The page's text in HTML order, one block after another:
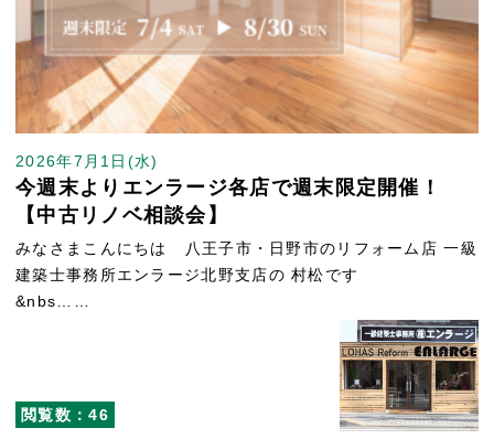
閲覧数：46
2026年7月1日(水)
今週末よりエンラージ各店で週末限定開催！
【中古リノベ相談会】
みなさまこんにちは 八王子市・日野市のリフォーム店 一級
建築士事務所エンラージ北野支店の 村松です
&nbs……